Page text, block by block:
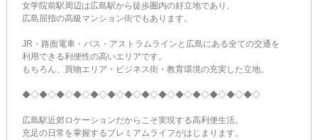
女学院前駅周辺は広島駅から徒歩圏内の好立地であり、
広島屈指の高級マンション街でもあります。
JR・路面電車・バス・アストラムラインと広島にある全ての交通を
利用できる利便性の高いエリアです。
もちろん、買物エリア・ビジネス街・教育環境の充実した立地。
◆◇◆◇◆◇◆◇◆◇◆◇◆◇◆◇◆◇◆◇◆◇◆◇◆◇◆◇
広島駅近郊ロケーションだからこそ実現する高利便生活。
充足の日常を掌握するプレミアムライフがはじまります。